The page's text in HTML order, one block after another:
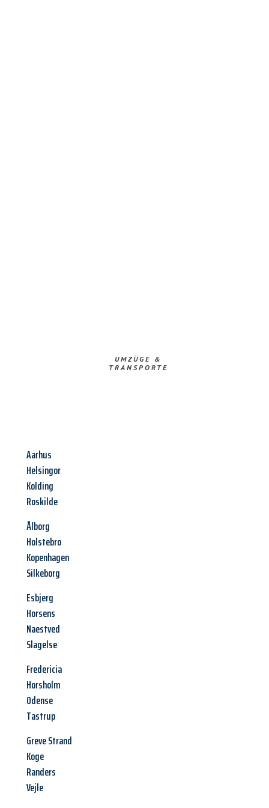
UMZÜGE &
TRANSPORTE
Aarhus
Helsingor
Kolding
Roskilde
Ålborg
Holstebro
Kopenhagen
Silkeborg
Esbjerg
Horsens
Naestved
Slagelse
Fredericia
Horsholm
Odense
Tastrup
Greve Strand
Koge
Randers
Vejle